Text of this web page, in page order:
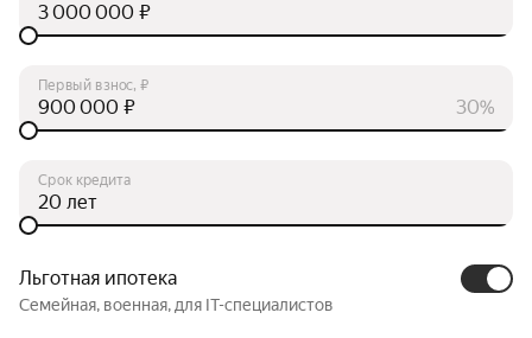
₽
Первый взнос, ₽
30%
₽
Срок кредита
лет
Льготная ипотека
Семейная, военная, для IT-специалистов